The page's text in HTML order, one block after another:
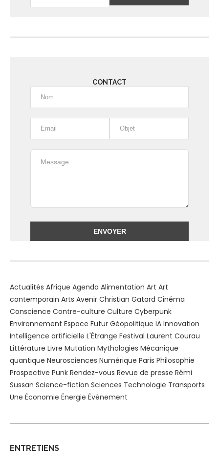
CONTACT
Actualités Afrique Agenda Alimentation Art Art
contemporain Arts Avenir Christian Gatard Cinéma
Conscience Contre-culture Culture Cyberpunk
Environnement Espace Futur Géopolitique IA Innovation
Intelligence artificielle L'Étrange Festival Laurent Courau
Littérature Livre Mutation Mythologies Mécanique
quantique Neurosciences Numérique Paris Philosophie
Prospective Punk Rendez-vous Revue de presse Rémi
Sussan Science-fiction Sciences Technologie Transports
Une Économie Énergie Évènement
ENTRETIENS